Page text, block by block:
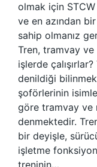
olmak için
ve en azından
sahip olmanız
Tren, tramvay
işlerde
denildiği
şoförlerinin
göre tramvay ve
denmektedir.
bir deyişle,
işletme
treninin…